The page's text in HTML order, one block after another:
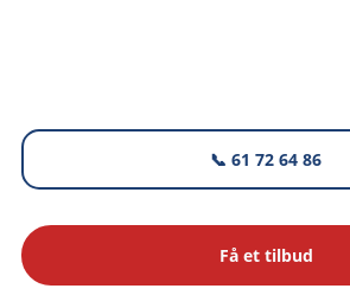
📞 61 72 64 86
Få et tilbud